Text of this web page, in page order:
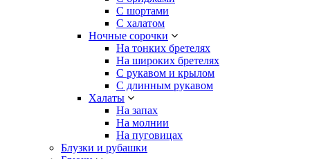
С шортами
С халатом
Ночные сорочки
На тонких бретелях
На широких бретелях
С рукавом и крылом
С длинным рукавом
Халаты
На запах
На молнии
На пуговицах
Блузки и рубашки